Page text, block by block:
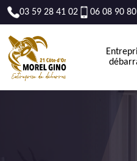
03 59 28 41 02 06 08 90